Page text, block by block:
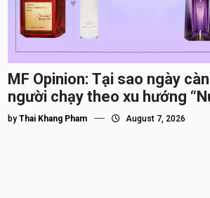
MF Opinion: Tại sao ngày
người chạy theo xu hướng
Dupe”?
by Thai Khang Pham August 7, 2026